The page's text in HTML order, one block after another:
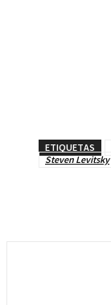
ETIQUETAS
Steven Levitsky